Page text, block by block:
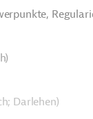
Darlehen)